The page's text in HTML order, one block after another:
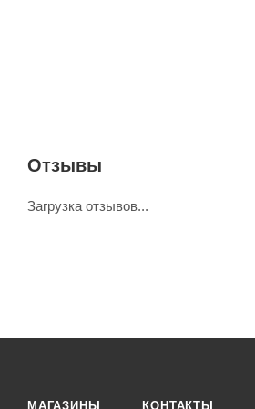
Отзывы
Загрузка отзывов...
МАГАЗИНЫ КОНТАКТЫ